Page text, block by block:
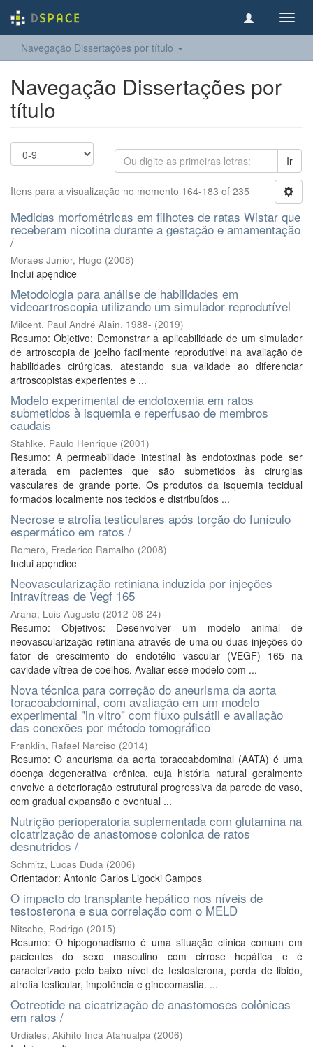
Navegação Dissertações por título
Navegação Dissertações por
título
Ir
Itens para a visualização no momento 164-183 of 235
Medidas morfométricas em filhotes de ratas Wistar que
receberam nicotina durante a gestaçăo e amamentaçăo
/
Moraes Junior, Hugo (2008)
Inclui apęndice
Metodologia para análise de habilidades em
videoartroscopia utilizando um simulador reprodutível
Milcent, Paul André Alain, 1988- (2019)
Resumo: Objetivo: Demonstrar a aplicabilidade de um simulador
de artroscopia de joelho facilmente reprodutível na avaliação de
habilidades cirúrgicas, atestando sua validade ao diferenciar
artroscopistas experientes e ...
Modelo experimental de endotoxemia em ratos
submetidos à isquemia e reperfusao de membros
caudais
Stahlke, Paulo Henrique (2001)
Resumo: A permeabilidade intestinal às endotoxinas pode ser
alterada em pacientes que são submetidos às cirurgias
vasculares de grande porte. Os produtos da isquemia tecidual
formados localmente nos tecidos e distribuídos ...
Necrose e atrofia testiculares após torçăo do funículo
espermático em ratos /
Romero, Frederico Ramalho (2008)
Inclui apęndice
Neovascularização retiniana induzida por injeções
intravítreas de Vegf 165
Arana, Luis Augusto (2012-08-24)
Resumo: Objetivos: Desenvolver um modelo animal de
neovascularização retiniana através de uma ou duas injeções do
fator de crescimento do endotélio vascular (VEGF) 165 na
cavidade vítrea de coelhos. Avaliar esse modelo com ...
Nova técnica para correção do aneurisma da aorta
toracoabdominal, com avaliação em um modelo
experimental "in vitro" com fluxo pulsátil e avaliação
das conexões por método tomográfico
Franklin, Rafael Narciso (2014)
Resumo: O aneurisma da aorta toracoabdominal (AATA) é uma
doença degenerativa crônica, cuja história natural geralmente
envolve a deterioração estrutural progressiva da parede do vaso,
com gradual expansão e eventual ...
Nutrição perioperatoria suplementada com glutamina na
cicatrização de anastomose colonica de ratos
desnutridos /
Schmitz, Lucas Duda (2006)
Orientador: Antonio Carlos Ligocki Campos
O impacto do transplante hepático nos níveis de
testosterona e sua correlação com o MELD
Nitsche, Rodrigo (2015)
Resumo: O hipogonadismo é uma situação clínica comum em
pacientes do sexo masculino com cirrose hepática e é
caracterizado pelo baixo nível de testosterona, perda de libido,
atrofia testicular, impotência e ginecomastia. ...
Octreotide na cicatrizaçăo de anastomoses colônicas
em ratos /
Urdiales, Akihito Inca Atahualpa (2006)